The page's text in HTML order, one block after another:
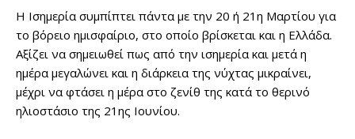
Η Ισημερία συμπίπτει πάντα με την 20 ή 21η Μαρτίου για
το βόρειο ημισφαίριο, στο οποίο βρίσκεται και η Ελλάδα.
Αξίζει να σημειωθεί πως από την ισημερία και μετά η
ημέρα μεγαλώνει και η διάρκεια της νύχτας μικραίνει,
μέχρι να φτάσει η μέρα στο ζενίθ της κατά το θερινό
ηλιοστάσιο της 21ης Ιουνίου.